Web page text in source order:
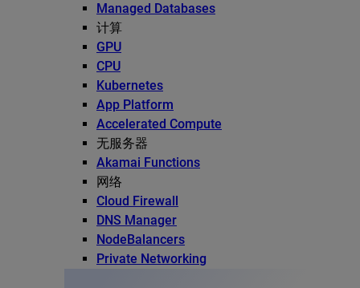
Managed Databases
计算
GPU
CPU
Kubernetes
App Platform
Accelerated Compute
无服务器
Akamai Functions
网络
Cloud Firewall
DNS Manager
NodeBalancers
Private Networking